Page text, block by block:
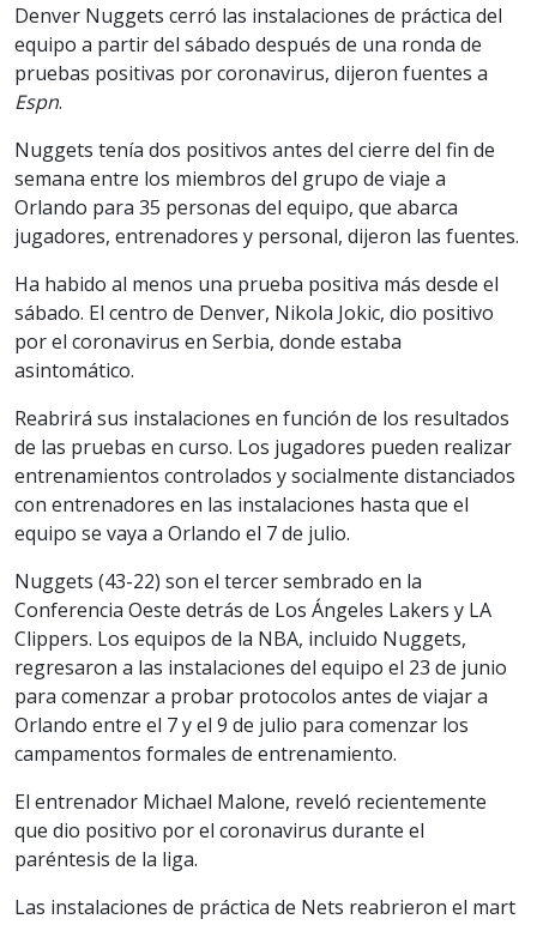
Denver Nuggets cerró las instalaciones de práctica del
equipo a partir del sábado después de una ronda de
pruebas positivas por coronavirus, dijeron fuentes a
Espn.
Nuggets tenía dos positivos antes del cierre del fin de
semana entre los miembros del grupo de viaje a
Orlando para 35 personas del equipo, que abarca
jugadores, entrenadores y personal, dijeron las fuentes.
Ha habido al menos una prueba positiva más desde el
sábado. El centro de Denver, Nikola Jokic, dio positivo
por el coronavirus en Serbia, donde estaba
asintomático.
Reabrirá sus instalaciones en función de los resultados
de las pruebas en curso. Los jugadores pueden realizar
entrenamientos controlados y socialmente distanciados
con entrenadores en las instalaciones hasta que el
equipo se vaya a Orlando el 7 de julio.
Nuggets (43-22) son el tercer sembrado en la
Conferencia Oeste detrás de Los Ángeles Lakers y LA
Clippers. Los equipos de la NBA, incluido Nuggets,
regresaron a las instalaciones del equipo el 23 de junio
para comenzar a probar protocolos antes de viajar a
Orlando entre el 7 y el 9 de julio para comenzar los
campamentos formales de entrenamiento.
El entrenador Michael Malone, reveló recientemente
que dio positivo por el coronavirus durante el
paréntesis de la liga.
Las instalaciones de práctica de Nets reabrieron el mart